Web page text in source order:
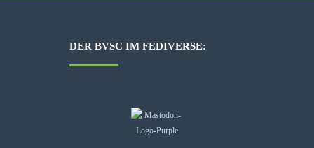
DER BVSC IM FEDIVERSE: